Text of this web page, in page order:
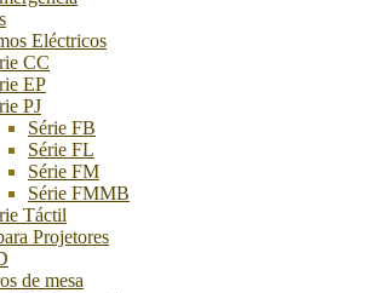
Eléctricos
CC
EP
PJ
Série FB
Série FL
Série FM
Série FMMB
Táctil
Projetores
de mesa